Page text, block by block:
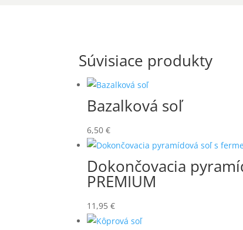
Súvisiace produkty
Bazalková soľ
6,50€
Dokončovacia
PREMIUM
11,95€